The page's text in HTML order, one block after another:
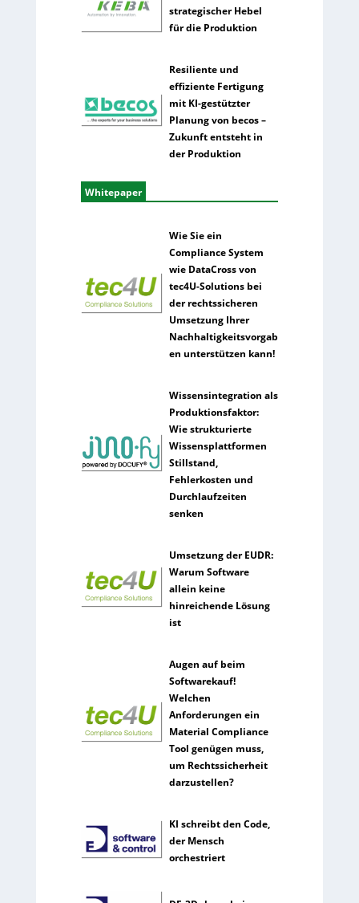
strategischer Hebel
für die Produktion
Resiliente und
effiziente Fertigung
mit KI-gestützter
Planung von becos –
Zukunft entsteht in
der Produktion
Whitepaper
Wie Sie ein
Compliance System
wie DataCross von
tec4U-Solutions bei
der rechtssicheren
Umsetzung Ihrer
Nachhaltigkeitsvorgab
en unterstützen kann!
Wissensintegration als
Produktionsfaktor:
Wie strukturierte
Wissensplattformen
Stillstand,
Fehlerkosten und
Durchlaufzeiten
senken
Umsetzung der EUDR:
Warum Software
allein keine
hinreichende Lösung
ist
Augen auf beim
Softwarekauf!
Welchen
Anforderungen ein
Material Compliance
Tool genügen muss,
um Rechtssicherheit
darzustellen?
KI schreibt den Code,
der Mensch
orchestriert